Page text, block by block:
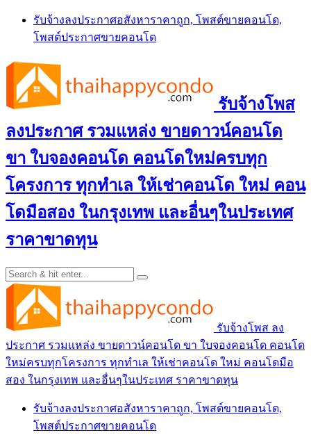
Skip
content
รับจ้างลงประกาศอสังหาราคาถูก, โพสต์ขายคอนโด,
โพสต์ประกาศขายคอนโด
รับจ้างโพส
ลงประกาศ รวมแหล่ง ขายดาวน์คอนโด
ขา ใบจองคอนโด คอนโดใหม่ครบทุก
โครงการ ทุกทำเล ให้เช่าคอนโด ใหม่ คอน
โดมือสอง ในกรุงเทพ และอื่นๆในประเทศ
ราคาขาดทุน
รับจ้างโพส ลง
ประกาศ รวมแหล่ง ขายดาวน์คอนโด ขา ใบจองคอนโด คอนโด
ใหม่ครบทุกโครงการ ทุกทำเล ให้เช่าคอนโด ใหม่ คอนโดมือ
สอง ในกรุงเทพ และอื่นๆในประเทศ ราคาขาดทุน
รับจ้างลงประกาศอสังหาราคาถูก, โพสต์ขายคอนโด,
โพสต์ประกาศขายคอนโด